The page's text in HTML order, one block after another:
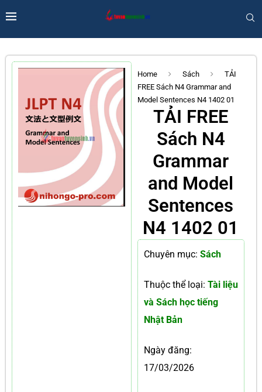
Home Sách
TẢI
FREE Sách N4 Grammar and
Model Sentences N4 1402 01
TẢI FREE
Sách N4
Grammar
and Model
Sentences
N4 1402 01
Chuyên mục: Sách
Thuộc thể loại: Tài liệu
và Sách học tiếng
Nhật Bản
Ngày đăng:
17/03/2026